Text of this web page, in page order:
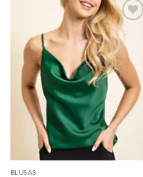
Añadir
lista de
deseos
BLUSAS